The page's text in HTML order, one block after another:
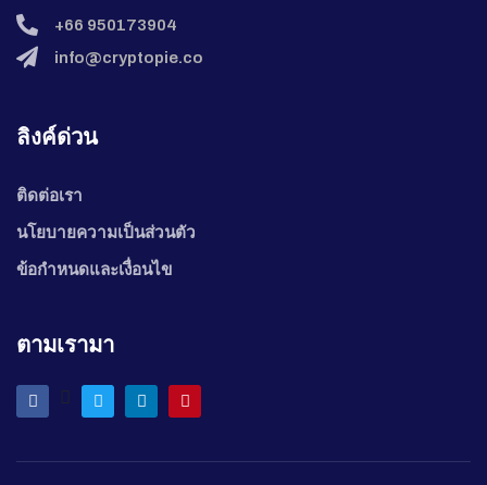
+66 950173904
info@cryptopie.co
ลิงค์ด่วน
ติดต่อเรา
นโยบายความเป็นส่วนตัว
ข้อกำหนดและเงื่อนไข
ตามเรามา